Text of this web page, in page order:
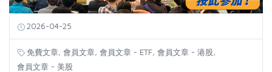
2026-04-25
免費文章 會員文章 會員文章 - ETF 會員文章 - 港股
會員文章 - 美股